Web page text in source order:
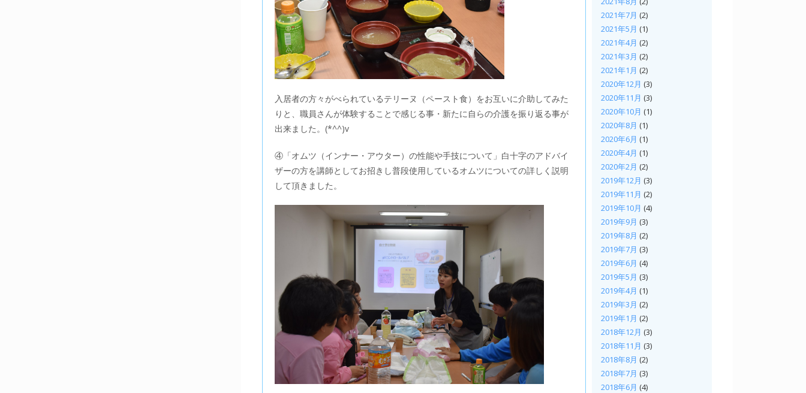
入居者の方々がべられているテリーヌ（ペースト食）をお互いに介助してみた
りと、職員さんが体験することで感じる事・新たに自らの介護を振り返る事が
出来ました。(*^^)v
④「オムツ（インナー・アウター）の性能や手技について」白十字のアドバイ
ザーの方を講師としてお招きし普段使用しているオムツについての詳しく説明
して頂きました。
2021年7月 (2)
2021年5月 (1)
2021年4月 (2)
2021年3月 (2)
2021年1月 (2)
2020年12月 (3)
2020年11月 (3)
2020年10月 (1)
2020年8月 (1)
2020年6月 (1)
2020年4月 (1)
2020年2月 (2)
2019年12月 (3)
2019年11月 (2)
2019年10月 (4)
2019年9月 (3)
2019年8月 (2)
2019年7月 (3)
2019年6月 (4)
2019年5月 (3)
2019年4月 (1)
2019年3月 (2)
2019年1月 (2)
2018年12月 (3)
2018年11月 (3)
2018年8月 (2)
2018年7月 (3)
2018年6月 (4)